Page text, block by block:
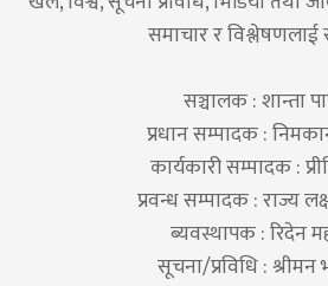
समाचार र
सञ्चालक : शान्ता
प्रधान सम्पादक :
कार्यकारी सम्पादक :
प्रवन्ध सम्पादक : राज्य
ब्यवस्थापक : रिदेन
सूचना/प्रविधि : श्रीमन